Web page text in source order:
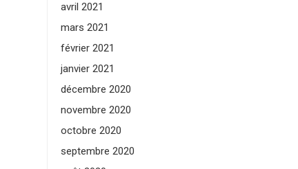
avril 2021
mars 2021
février 2021
janvier 2021
décembre 2020
novembre 2020
octobre 2020
septembre 2020